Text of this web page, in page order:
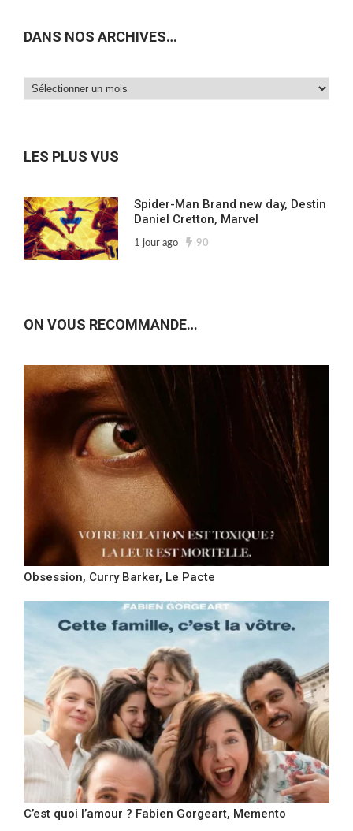
DANS NOS ARCHIVES…
Dans
LES PLUS VUS
Spider-Man Brand new day, Destin
Daniel Cretton, Marvel
1 jour ago 90
ON VOUS RECOMMANDE…
Obsession, Curry Barker, Le Pacte
C’est quoi l’amour ? Fabien Gorgeart, Memento